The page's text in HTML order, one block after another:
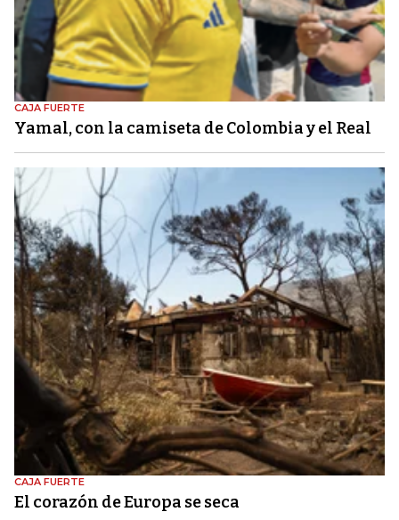
CAJA FUERTE
Yamal, con la camiseta de Colombia y el Real
CAJA FUERTE
El corazón de Europa se seca